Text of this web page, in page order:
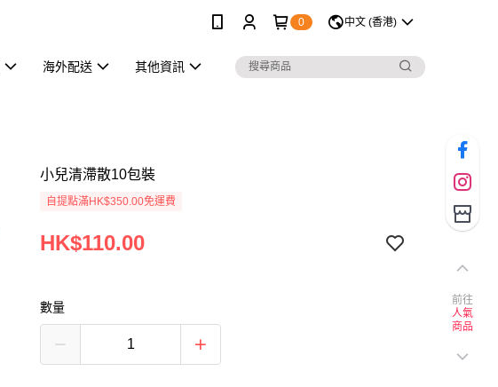
0 中文 (香港)
海外配送 其他資訊
小兒清滯散10包裝
自提點滿HK$350.00免運費
HK$110.00
數量
前往
人氣
商品